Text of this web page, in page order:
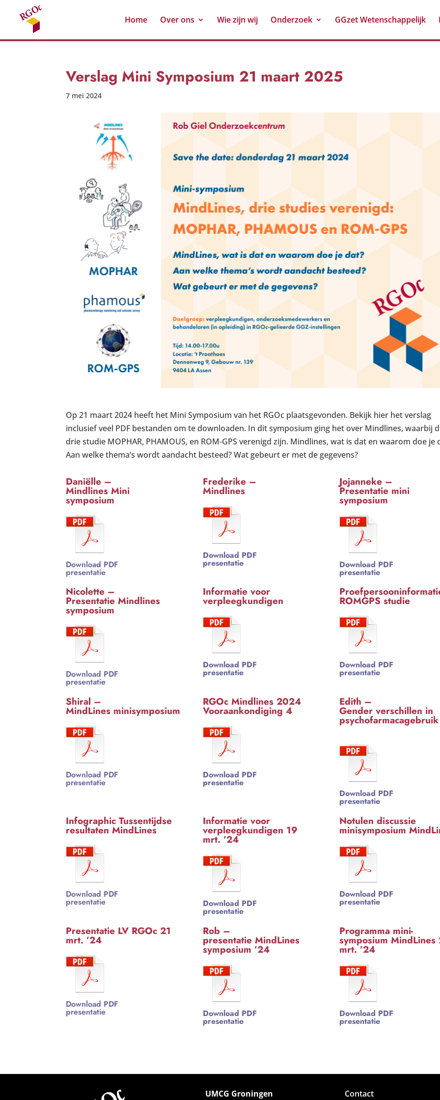
Home Over ons Wie zijn wij Onderzoek GGzet Wetenschappelijk
Verslag Mini Symposium 21 maart 2025
7 mei 2024
Op 21 maart 2024 heeft het Mini Symposium van het RGOc plaatsgevonden. Bekijk hier het verslag
inclusief veel PDF bestanden om te downloaden. In dit symposium ging het over Mindlines, waarbij
drie studie MOPHAR, PHAMOUS, en ROM-GPS verenigd zijn. Mindlines, wat is dat en waarom doe je
Aan welke thema’s wordt aandacht besteed? Wat gebeurt er met de gegevens?
Daniëlle –
Mindlines Mini
symposium
Download PDF
presentatie
Frederike –
Mindlines
Download PDF
presentatie
Jojanneke –
Presentatie mini
symposium
Download PDF
presentatie
Nicolette –
Presentatie Mindlines
symposium
Download PDF
presentatie
Informatie voor
verpleegkundigen
Download PDF
presentatie
ROMGPS studie
Download PDF
presentatie
Shiral –
MindLines minisymposium
Download PDF
presentatie
RGOc Mindlines 2024
Vooraankondiging 4
Download PDF
presentatie
Edith –
Gender verschillen in
Download PDF
presentatie
Infographic Tussentijdse
resultaten MindLines
Download PDF
presentatie
Informatie voor
verpleegkundigen 19
mrt. ’24
Download PDF
presentatie
Notulen discussie
minisymposium
Download PDF
presentatie
Presentatie LV RGOc 21
mrt. ’24
Download PDF
presentatie
Rob –
presentatie MindLines
symposium ’24
Download PDF
presentatie
Programma mini-
symposium MindLines
mrt. ’24
Download PDF
presentatie
UMCG Groningen Contact